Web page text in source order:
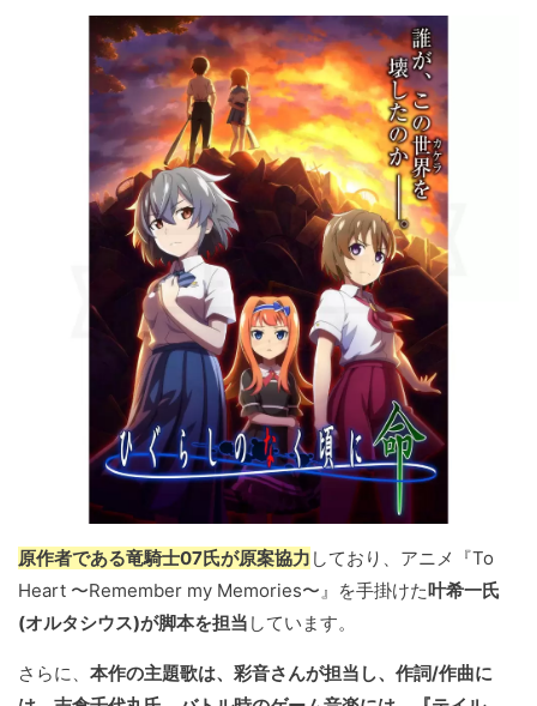
原作者である竜騎士07氏が原案協力 しており、アニメ『To
Heart 〜Remember my Memories〜』を手掛けた叶希一氏
(オルタシウス)が脚本を担当 しています。
さらに、 本作の主題歌は、彩音さんが担当し、作詞/作曲に